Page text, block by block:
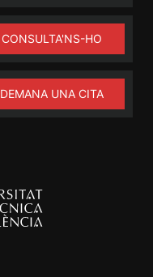
CONSULTA'NS-HO
DEMANA UNA CITA